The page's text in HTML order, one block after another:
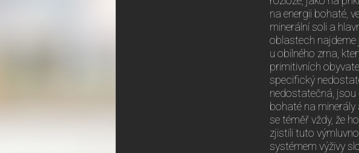
na energii bohaté,
minerální soli a
oblastech najdeme
u obilného zrna,
primitivních
specifický
nedostatečná,
bohaté na
se téměř vždy, že
zjistili tuto
systémem výživy